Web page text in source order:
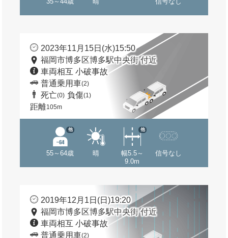
2023年11月15日(水)15:50
福岡市博多区博多駅中央街 付近
車両相互 小破事故
普通乗用車(2)
死亡(0) 負傷(1)
距離105m
55～64歳
他
晴
幅5.5～
9.0m
他
信号なし
2019年12月1日(日)19:20
福岡市博多区博多駅中央街 付近
車両相互 小破事故
普通乗用車(2)